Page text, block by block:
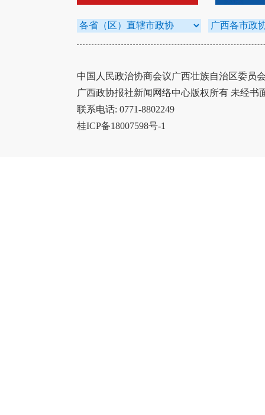
中国人民政治协商会议广西壮族自治区委员
广西政协报社新闻网络中心版权所有 未经书
联系电话: 0771-8802249
桂ICP备18007598号-1